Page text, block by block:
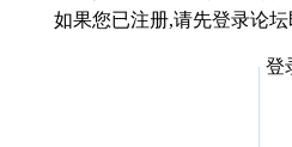
如果您已注册,请先登录论
登